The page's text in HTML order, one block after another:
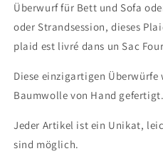
Überwurf für Bett und Sofa
oder Strandsession, dieses
plaid est livré dans un Sac
Diese einzigartigen Überwürfe
Baumwolle von Hand gefertigt.
Jeder Artikel ist ein Unikat,
sind möglich.